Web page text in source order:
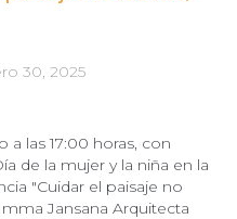
30, 2025
a las 17:00 horas, con
de la mujer y la niña en la
"Cuidar el paisaje no
Jansana Arquitecta